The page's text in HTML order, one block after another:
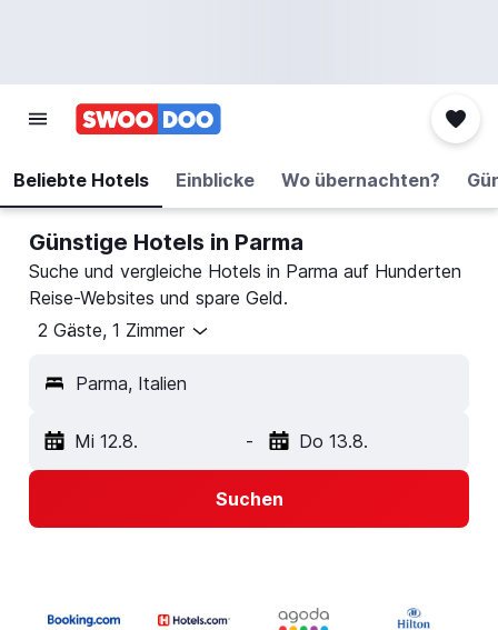
Beliebte Hotels Einblicke Wo übernachten?
Günstige Hotels in Parma
Suche und vergleiche Hotels in Parma auf Hunderten
Reise-Websites und spare Geld.
2 Gäste, 1 Zimmer
Parma, Italien
Mi 12.8. - Do 13.8.
Suchen